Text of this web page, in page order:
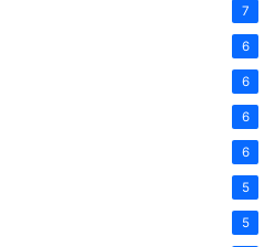
7
6
6
6
6
5
5